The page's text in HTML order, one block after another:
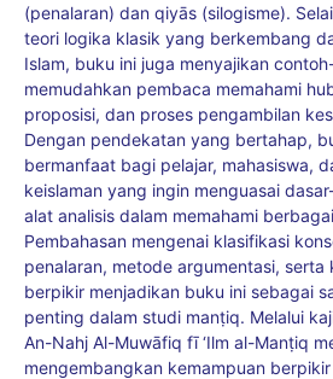
(penalaran) dan qiyās (silogisme).
teori logika klasik yang berkembang
Islam, buku ini juga menyajikan
memudahkan pembaca memahami
proposisi, dan proses pengambilan
Dengan pendekatan yang bertahap,
bermanfaat bagi pelajar, mahasiswa,
keislaman yang ingin menguasai
alat analisis dalam memahami
Pembahasan mengenai klasifikasi
penalaran, metode argumentasi, serta
berpikir menjadikan buku ini sebagai
penting dalam studi manṭiq. Melalui
An-Nahj Al-Muwāfiq fī ‘Ilm al-Manṭiq
mengembangkan kemampuan